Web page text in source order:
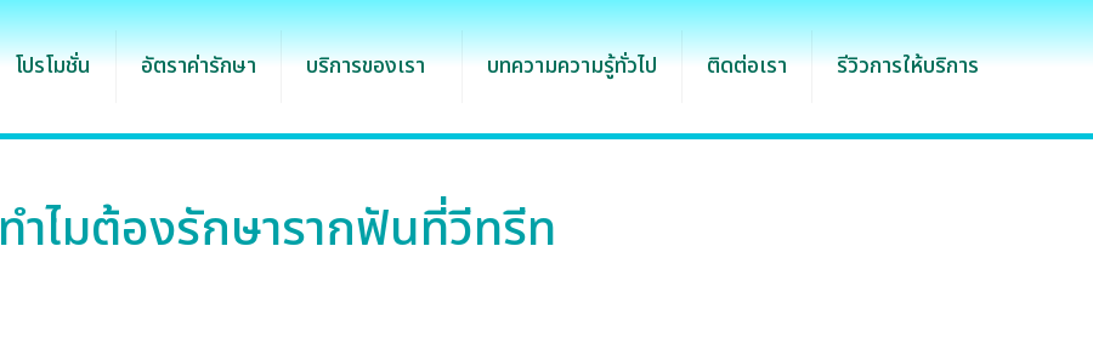
โปรโมชั่น อัตราค่ารักษา บริการของเรา บทความความรู้ทั่วไป ติดต่อเรา รีวิวการให้บริการ
ทำไมต้องรักษารากฟันที่วีทรีท